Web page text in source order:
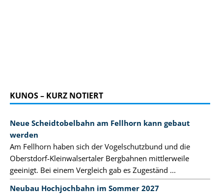
KUNOS – KURZ NOTIERT
Neue Scheidtobelbahn am Fellhorn kann gebaut
werden
Am Fellhorn haben sich der Vogelschutzbund und die
Oberstdorf-Kleinwalsertaler Bergbahnen mittlerweile
geeinigt. Bei einem Vergleich gab es Zugeständ ...
Neubau Hochjochbahn im Sommer 2027